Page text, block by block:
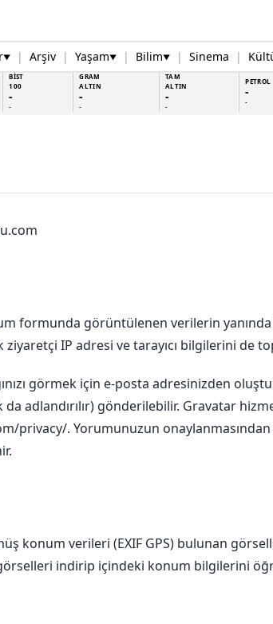
▼ | Arşiv | Yaşam▼ | Bilim▼ | Sinema |
BİST
100
-
-
GRAM
ALTIN
-
-
TAM
ALTIN
-
-
PETROL
-
-
formunda görüntülenen verilerin
ziyaretçi IP adresi ve tarayıcı bilgilerini de
görmek için e-posta adresinizden
adlandırılır) gönderilebilir. Gravatar
privacy/. Yorumunuzun
konum verileri (EXIF GPS) bulunan
görselleri indirip içindeki konum bilgilerini